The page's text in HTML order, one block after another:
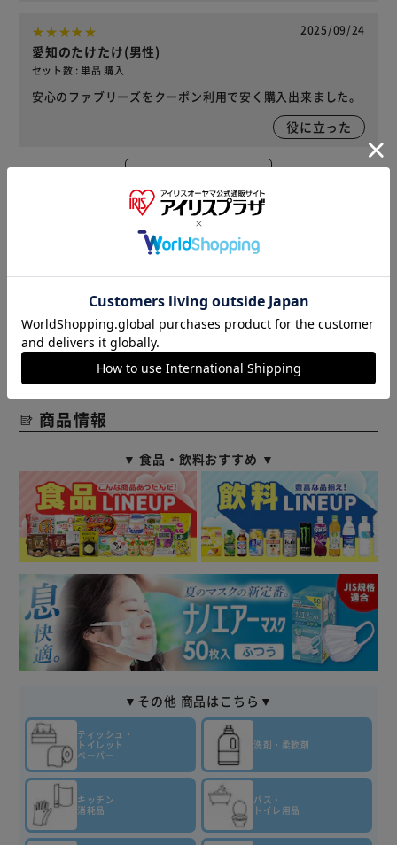
2025/09/24
愛知のたけたけ(男性)
セット数 : 単品 購入
安心のファブリーズをクーポン利用で安く購入出来ました。
役に立った
※当商品はお取り寄せ品の為、在庫の確認及び商品のお届け
までお時間を頂く場合がございます。
また、商品がメーカーにて完売となっていた場合、キャンセ
ル又は注文内容の変更をお願いいたしております。
予めご了承くださいますようお願いいたします。
商品はアイリスプラザがセレクトしたオススメ商品です。
商品情報
▼ 食品・飲料おすすめ ▼
▼その他 商品はこちら▼
ティッシュ・
トイレット
ペーパー
洗剤・柔軟剤
キッチン
消耗品
バス・
トイレ用品